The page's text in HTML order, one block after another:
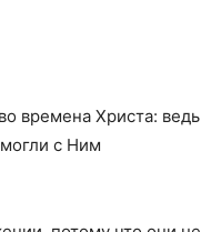
времена Христа: ведь
с Ним